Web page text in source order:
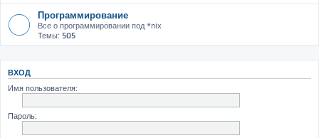
Программирование
Все о программировании под *nix
Темы: 505
ВХОД
Имя пользователя:
Пароль: